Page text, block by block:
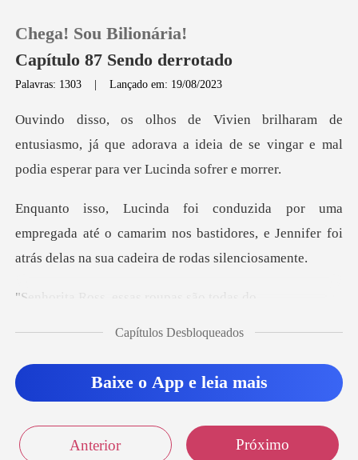
0
Histórico
Sair
Chega! Sou Bilionária!
Capítulo 87 Sendo derrotado
Palavras: 1303 |Lançado em: 19/08/2023
tusiasmo, já que adorava a ideia de se vingar e m
ada até o camarim nos bastidores, e Jennifer foi
at
Capítulos Desbloqueados
Baixe o App e leia mais
Anterior Próximo